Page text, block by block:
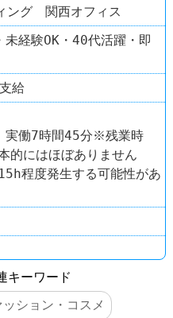
ング 関西オフィス
経験OK・40代活躍・即
給
働7時間45分※残業時
的にはほぼありません
程度発生する可能性があ
キーワード
ッション・コスメ